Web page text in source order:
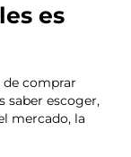
es
de comprar
saber escoger,
mercado, la